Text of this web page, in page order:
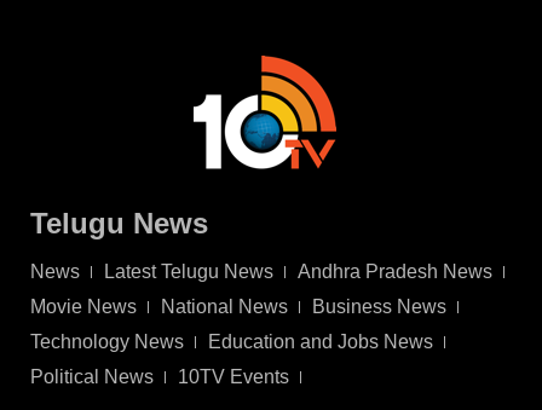
Telugu News
News Latest Telugu News
Andhra Pradesh News
Movie News
National News
Business News
Technology News
Education and Jobs News
Political News
10TV Events